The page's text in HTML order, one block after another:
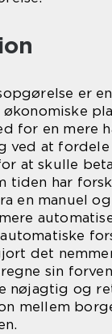
er
økonomiske
for en mere
ved at
at skulle
tiden har
en manuel
det
sin
nøjagtig og
mellem